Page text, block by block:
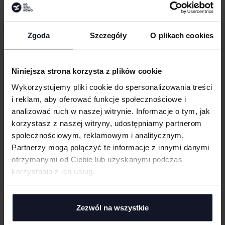
Zgoda Szczegóły O plikach cookies
Niniejsza strona korzysta z plików cookie
Wykorzystujemy pliki cookie do spersonalizowania treści
i reklam, aby oferować funkcje społecznościowe i
analizować ruch w naszej witrynie. Informacje o tym, jak
korzystasz z naszej witryny, udostępniamy partnerom
społecznościowym, reklamowym i analitycznym.
Partnerzy mogą połączyć te informacje z innymi danymi
otrzymanymi od Ciebie lub uzyskanymi podczas
korzystania z ich usług.
Zezwól na wszystkie
Dekolt w szpic
Szwy boczne
Bez metki
Można prać w 60°C i w pralniach przemysłowych
Wstępnie dekatyzowana tkanina zapobiegająca kurczeniu się i
GRAMATURA I SKŁAD
Haft komputerowy
WIELKOŚĆ
UWAGI
ANULUJ